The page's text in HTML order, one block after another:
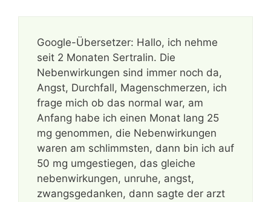
Google-Übersetzer: Hallo, ich nehme
seit 2 Monaten Sertralin. Die
Nebenwirkungen sind immer noch da,
Angst, Durchfall, Magenschmerzen, ich
frage mich ob das normal war, am
Anfang habe ich einen Monat lang 25
mg genommen, die Nebenwirkungen
waren am schlimmsten, dann bin ich auf
50 mg umgestiegen, das gleiche
nebenwirkungen, unruhe, angst,
zwangsgedanken, dann sagte der arzt